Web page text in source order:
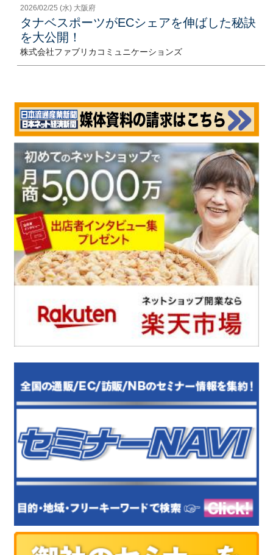
2026/02/25 (水) 大阪府
タナベスポーツがECシェアを伸ばした秘訣
を大公開！
株式会社ファブリカコミュニケーションズ